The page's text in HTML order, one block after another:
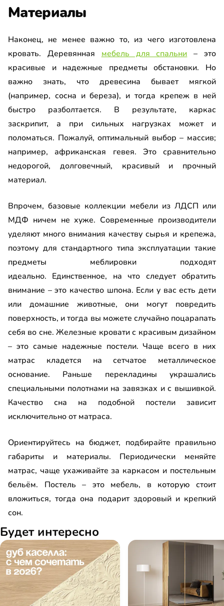
Материалы
Наконец, не менее важно то, из чего изготовлена
кровать. Деревянная мебель для спальни – это
красивые и надежные предметы обстановки. Но
важно знать, что древесина бывает мягкой
(например, сосна и береза), и тогда крепеж в ней
быстро разболтается. В результате, каркас
заскрипит, а при сильных нагрузках может и
поломаться. Пожалуй, оптимальный выбор – массив;
например, африканская гевея. Это сравнительно
недорогой, долговечный, красивый и прочный
материал.
Впрочем, базовые коллекции мебели из ЛДСП или
МДФ ничем не хуже. Современные производители
уделяют много внимания качеству сырья и крепежа,
поэтому для стандартного типа эксплуатации такие
предметы меблировки подходят
идеально. Единственное, на что следует обратить
внимание – это качество шпона. Если у вас есть дети
или домашние животные, они могут повредить
поверхность, и тогда вы можете случайно поцарапать
себя во сне. Железные кровати с красивым дизайном
– это самые надежные постели. Чаще всего в них
матрас кладется на сетчатое металлическое
основание. Раньше перекладины украшались
специальными полотнами на завязках и с вышивкой.
Качество сна на подобной постели зависит
исключительно от матраса.
Ориентируйтесь на бюджет, подбирайте правильно
габариты и материалы. Периодически меняйте
матрас, чаще ухаживайте за каркасом и постельным
бельём. Постель – это мебель, в которую стоит
вложиться, тогда она подарит здоровый и крепкий
сон.
Будет интересно